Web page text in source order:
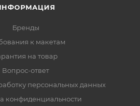
Бренды
к макетам
на товар
Вопрос-ответ
персональных данных
конфиденциальности